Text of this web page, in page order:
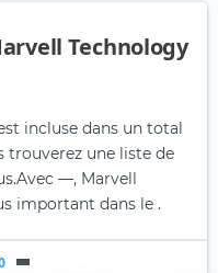
Technology
incluse dans un total
trouverez une liste de
Avec —, Marvell
important dans le .